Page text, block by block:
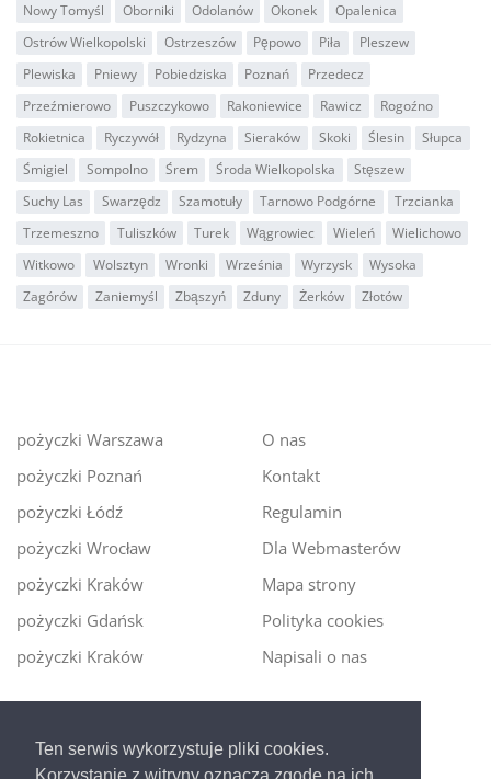
Ten serwis wykorzystuje pliki cookies.
Nowy Tomyśl
Oborniki Odolanów Okonek
Opalenica
Ostrów Wielkopolski
Ostrzeszów Pępowo Piła
Pleszew
Plewiska
Pniewy Pobiedziska Poznań
Przedecz
Przeźmierowo
Puszczykowo Rakoniewice Rawicz
Rogoźno
Rokietnica
Ryczywół Rydzyna Sieraków Skoki Ślesin
Słupca
Śmigiel
Sompolno Śrem Środa Wielkopolska
Stęszew
Suchy Las
Swarzędz Szamotuły Tarnowo Podgórne
Trzcianka
Trzemeszno
Tuliszków Turek Wągrowiec Wieleń
Wielichowo
Witkowo
Wolsztyn Wronki Września Wyrzysk
Wysoka
Zagórów
Zaniemyśl Zbąszyń Zduny Żerków Złotów
pożyczki Warszawa
pożyczki Poznań
pożyczki Łódź
pożyczki Wrocław
pożyczki Kraków
pożyczki Gdańsk
pożyczki Kraków
O nas
Kontakt
Regulamin
Dla Webmasterów
Mapa strony
Polityka cookies
Napisali o nas
Ekspert kredytowy online- nowa era szybkiego i